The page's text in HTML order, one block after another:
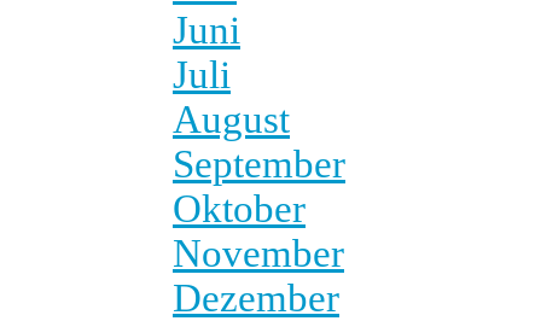
Juni
Juli
August
September
Oktober
November
Dezember